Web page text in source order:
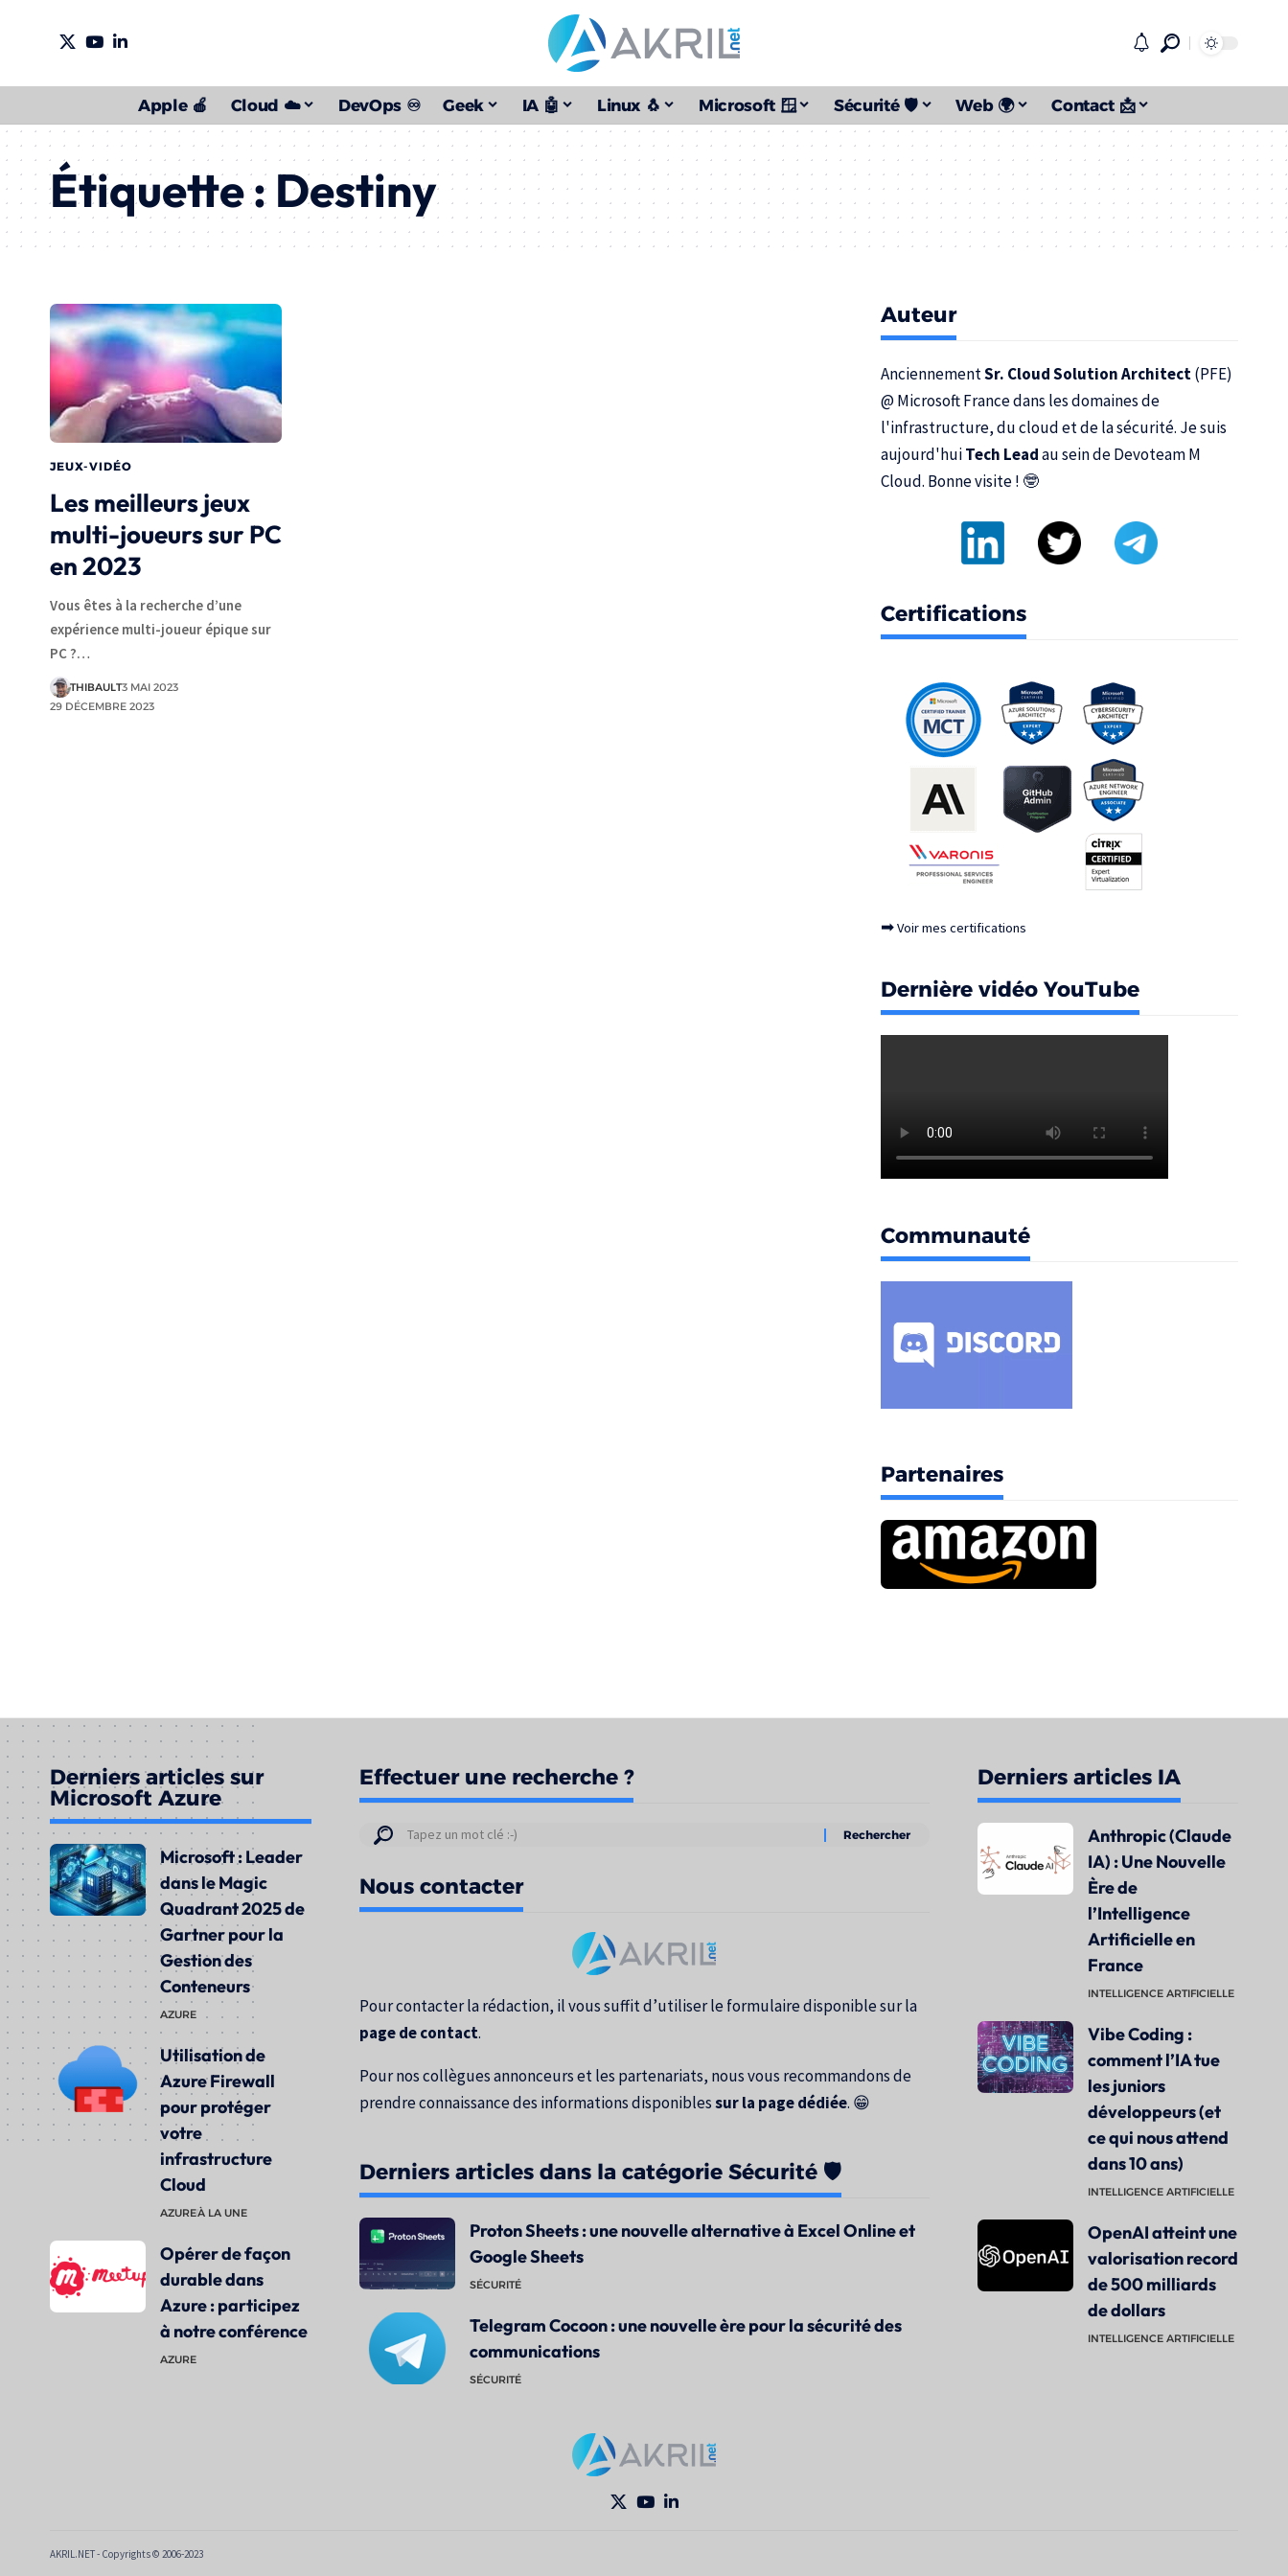
Apple 🍎 Cloud ☁️ DevOps ♾️ Geek IA 🤖 Linux 🐧 Microsoft 🪟 Sécurité 🛡️ Web 🌍 Contact 📩
Étiquette : Destiny
JEUX-VIDÉO
Les meilleurs jeux
multi-joueurs sur PC
en 2023
Vous êtes à la recherche d’une
expérience multi-joueur épique sur
PC ?…
THIBAULT3 MAI 2023
29 DÉCEMBRE 2023
Auteur
AnciennementSr. Cloud Solution Architect(PFE)
@ Microsoft Francedans les domaines de
l'infrastructure, du cloud et de la sécurité. Je suis
aujourd'huiTech Leadau sein deDevoteam M
Cloud. Bonne visite ! 🤓
Certifications
➡Voir mes certifications
Dernière vidéo YouTube
Communauté
Partenaires
Derniers articles sur
Microsoft Azure
Microsoft : Leader
dans le Magic
Quadrant 2025 de
Gartner pour la
Gestion des
Conteneurs
AZURE
Utilisation de
Azure Firewall
pour protéger
votre
infrastructure
Cloud
AZUREÀ LA UNE
Opérer de façon
durable dans
Azure : participez
à notre conférence
AZURE
Effectuer une recherche ?
Résultats
votre
recherche
Nous contacter
Pour contacter la rédaction, il vous suffit d’utiliser le formulaire disponible sur la
page de contact.
Pour nos collègues annonceurs et les partenariats, nous vous recommandons de
prendre connaissance des informations disponiblessur la page dédiée. 😁
Derniers articles dans la catégorie Sécurité 🛡️
Proton Sheets : une nouvelle alternative à Excel Online et
Google Sheets
SÉCURITÉ
Telegram Cocoon : une nouvelle ère pour la sécurité des
communications
SÉCURITÉ
Derniers articles IA
Anthropic (Claude
IA) : Une Nouvelle
Ère de
l’Intelligence
Artificielle en
France
INTELLIGENCE ARTIFICIELLE
Vibe Coding :
comment l’IA tue
les juniors
développeurs (et
ce qui nous attend
dans 10 ans)
INTELLIGENCE ARTIFICIELLE
OpenAI atteint une
valorisation record
de 500 milliards
de dollars
INTELLIGENCE ARTIFICIELLE
AKRIL.NET - Copyrights © 2006-2023